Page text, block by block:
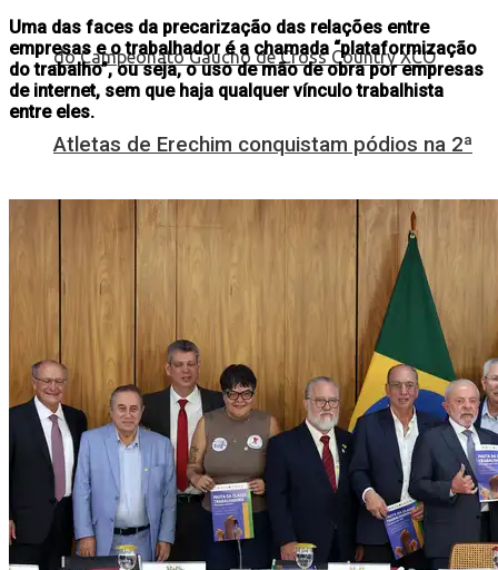
Atletas de Erechim conquistam pódios na 2ª
Etapa do Campeonato Gaúcho de Cross
Country XCO
Jovens atletas de Erechim conquistam seis
Uma das faces da precarização das relações entre
empresas e o trabalhador é a chamada “plataformização
do trabalho”, ou seja, o uso de mão de obra por empresas
de internet, sem que haja qualquer vínculo trabalhista
entre eles.